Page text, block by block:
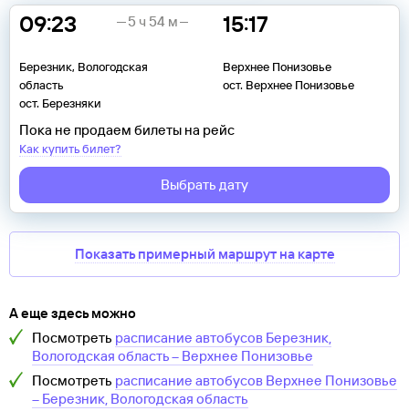
09:23
Березник, Вологодская
область
ост. Березняки
15:17
Верхнее Понизовье
ост. Верхнее Понизовье
5 ч 54 м
Пока не продаем билеты на рейс
Как купить билет?
Выбрать дату
Показать примерный маршрут на карте
А еще здесь можно
Посмотреть расписание автобусов Березник,
Вологодская область– Верхнее Понизовье
Посмотреть расписание автобусов Верхнее Понизовье
– Березник, Вологодская область